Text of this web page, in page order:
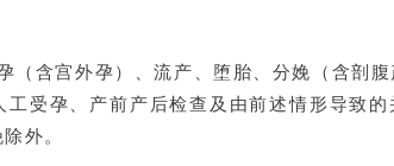
（含宫外孕）、流产、堕胎、分娩（含剖
受孕、产前产后检查及由前述情形导致
外。